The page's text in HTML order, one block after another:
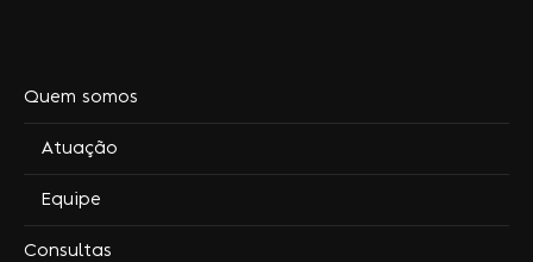
Quem somos
Atuação
Equipe
Consultas